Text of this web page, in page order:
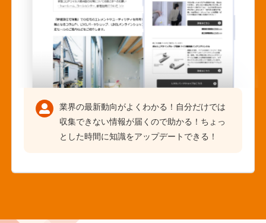
業界の最新動向がよくわかる！自分だけでは
収集できない情報が届くので助かる！ちょっ
とした時間に知識をアップデートできる！